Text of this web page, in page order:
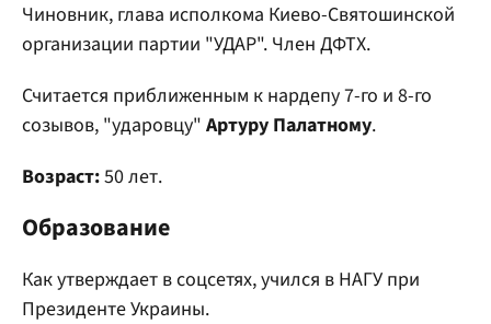
Чиновник, глава исполкома Киево-Святошинской
организации партии "УДАР". Член ДФТХ.
Считается приближенным к нардепу 7-го и 8-го
созывов, "ударовцу" Артуру Палатному.
Возраст:50 лет.
Образование
Как утверждает в соцсетях, учился в НАГУ при
Президенте Украины.